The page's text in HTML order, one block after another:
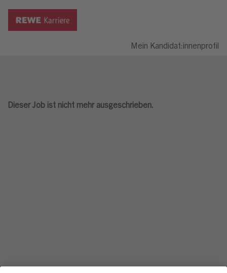
Mein Kandidat:innenprofil
Dieser Job ist nicht mehr ausgeschrieben.